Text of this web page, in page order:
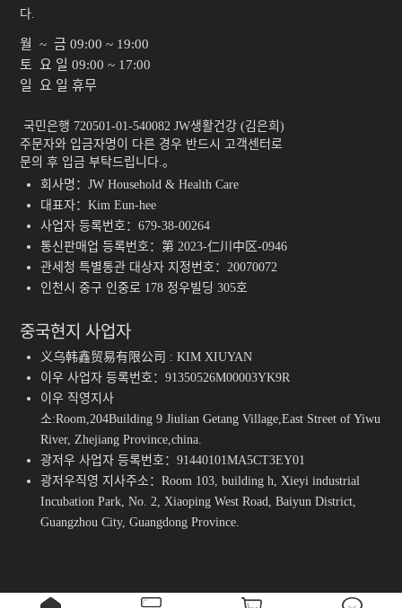
다.
월 ~ 금 09:00 ~ 19:00
토 요 일 09:00 ~ 17:00
일 요 일 휴무
주문자와 입금자명이 다른 경우 반드시 고객센터로
문의 후 입금 부탁드립니다.。
회사명：JW Household & Health Care
대표자：Kim Eun-hee
사업자 등록번호：679-38-00264
통신판매업 등록번호：第 2023-仁川中区-0946
관세청 특별통관 대상자 지정번호：20070072
인천시 중구 인중로 178 정우빌딩 305호
중국현지 사업자
义乌韩鑫贸易有限公司 : KIM XIUYAN
이우 사업자 등록번호：91350526M00003YK9R
이우 직영지사
소:Room,204Building 9 Jiulian Getang Village,East Street of Yiwu
River, Zhejiang Province,china.
광저우 사업자 등록번호：91440101MA5CT3EY01
광저우직영 지사주소：Room 103, building h, Xieyi industrial
Incubation Park, No. 2, Xiaoping West Road, Baiyun District,
Guangzhou City, Guangdong Province.